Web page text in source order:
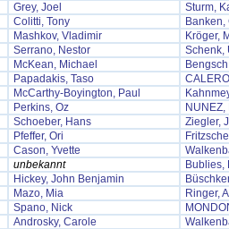
Grey, Joel
Sturm,
Colitti, Tony
Mashkov, Vladimir
Kröger,
Serrano, Nestor
Schenk,
McKean, Michael
Papadakis, Taso
McCarthy-Boyington, Paul
Perkins, Oz
NUNEZ,
Schoeber, Hans
Ziegler,
Pfeffer, Ori
Cason, Yvette
unbekannt
Bublies,
Hickey, John Benjamin
Mazo, Mia
Ringer,
Spano, Nick
Androsky, Carole